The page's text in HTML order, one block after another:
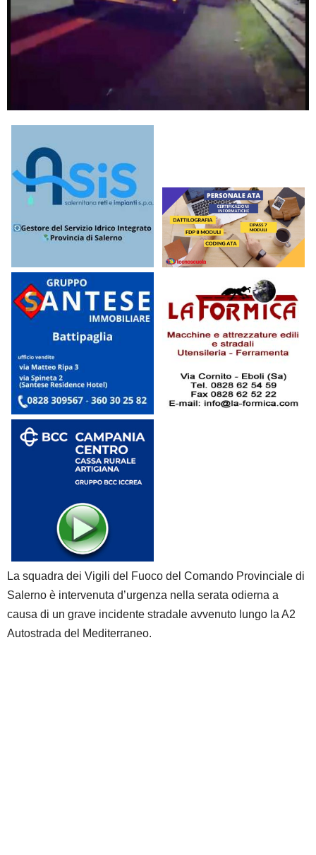
La squadra dei Vigili del Fuoco del Comando Provinciale di
Salerno è intervenuta d’urgenza nella serata odierna a
causa di un grave incidente stradale avvenuto lungo la A2
Autostrada del Mediterraneo.